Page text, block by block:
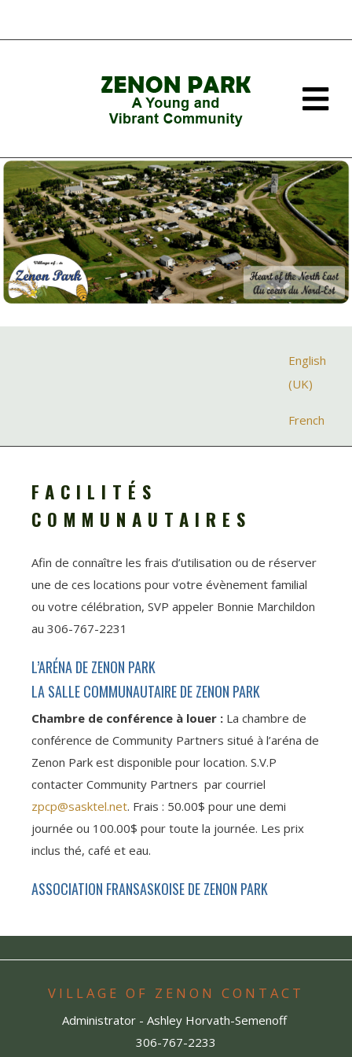
Sélectionnez
English
(UK)
French
FACILITÉS
COMMUNAUTAIRES
Afin de connaître les frais d’utilisation ou de réserver
une de ces locations pour votre évènement familial
ou votre célébration, SVP appeler Bonnie Marchildon
au 306-767-2231
L’ARÉNA DE ZENON PARK
LA SALLE COMMUNAUTAIRE DE ZENON PARK
Chambre de conférence à louer : La chambre de
conférence de Community Partners situé à l’aréna de
Zenon Park est disponible pour location. S.V.P
contacter Community Partners par courriel
zpcp@sasktel.net. Frais : 50.00$ pour une demi
journée ou 100.00$ pour toute la journée. Les prix
inclus thé, café et eau.
ASSOCIATION FRANSASKOISE DE ZENON PARK
VILLAGE OF ZENON CONTACT
Administrator - Ashley Horvath-Semenoff
306-767-2233